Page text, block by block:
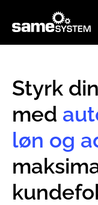
Styrk
med
løn og